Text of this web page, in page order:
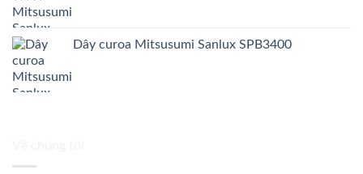
Dây curoa Mitsusumi Sanlux SPB3400